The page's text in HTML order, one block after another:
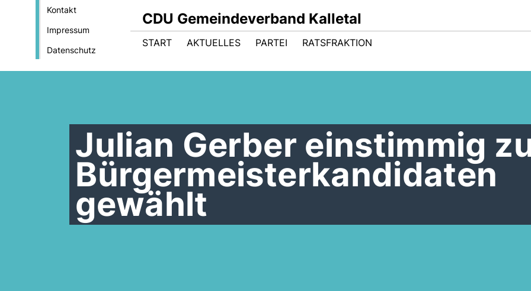
Kontakt
Impressum
Datenschutz
CDU Gemeindeverband Kalletal
START AKTUELLES PARTEI RATSFRAKTION
Julian Gerber einstimmig
Bürgermeisterkandidaten
gewählt